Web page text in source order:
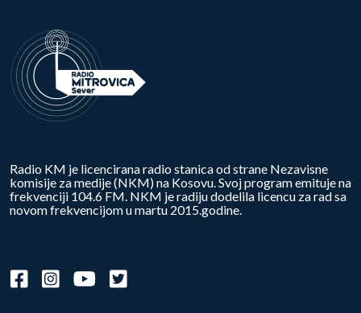
Radio KM je licencirana radio stanica od strane Nezavisne
komisije za medije (NKM) na Kosovu. Svoj program emituje na
frekvenciji 104.6 FM. NKM je radiju dodelila licencu za rad sa
novom frekvencijom u martu 2015.godine.